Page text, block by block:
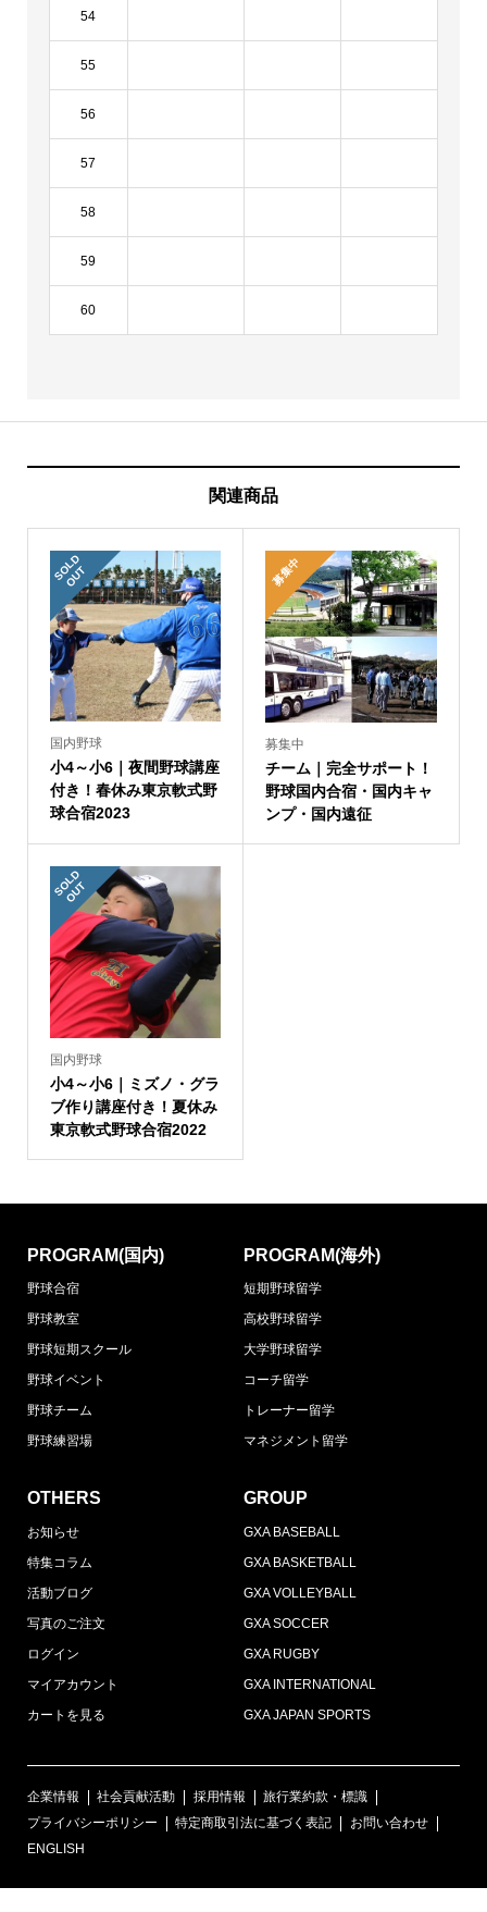
54
55
56
57
58
59
60
関連商品
S
O
L
D
O
U
T
国内野球
小4～小6｜夜間野球講座
付き！春休み東京軟式野
球合宿2023
募集中
募集中
チーム｜完全サポート！
野球国内合宿・国内キャ
ンプ・国内遠征
S
O
L
D
O
U
T
国内野球
小4～小6｜ミズノ・グラ
ブ作り講座付き！夏休み
東京軟式野球合宿2022
PROGRAM(国内)
野球合宿
野球教室
野球短期スクール
野球イベント
野球チーム
野球練習場
PROGRAM(海外)
短期野球留学
高校野球留学
大学野球留学
コーチ留学
トレーナー留学
マネジメント留学
OTHERS
お知らせ
特集コラム
活動ブログ
写真のご注文
ログイン
マイアカウント
カートを見る
GROUP
GXA BASEBALL
GXA BASKETBALL
GXA VOLLEYBALL
GXA SOCCER
GXA RUGBY
GXA INTERNATIONAL
GXA JAPAN SPORTS
企業情報 社会貢献活動 採用情報
旅行業約款・標識
プライバシーポリシー
特定商取引法に基づく表記
お問い合わせ
ENGLISH